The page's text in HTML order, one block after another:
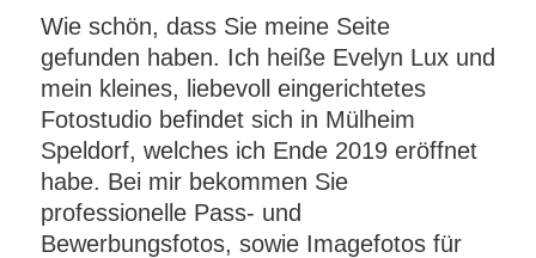
Wie schön, dass Sie meine Seite
gefunden haben. Ich heiße Evelyn Lux und
mein kleines, liebevoll eingerichtetes
Fotostudio befindet sich in Mülheim
Speldorf, welches ich Ende 2019 eröffnet
habe. Bei mir bekommen Sie
professionelle Pass- und
Bewerbungsfotos, sowie Imagefotos für